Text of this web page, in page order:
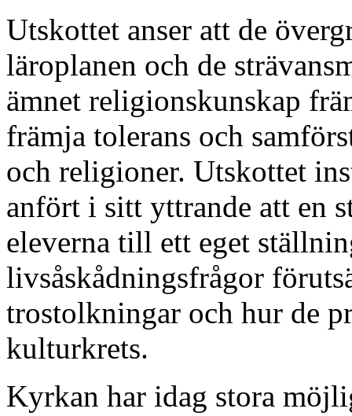
Utskottet anser att de
läroplanen och de
ämnet religionskunskap
främja tolerans och
och religioner. Utskottet
anfört i sitt yttrande att en
eleverna till ett eget
livsåskådningsfrågor
trostolkningar och hur de
kulturkrets.
Kyrkan har idag stora